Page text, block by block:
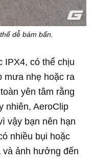
dễ bám bẩn.
IPX4, có thể chịu
mưa nhẹ hoặc ra
yên tâm rằng
nhiên, AeroClip
vậy bạn nên hạn
nhiều bụi hoặc
và ảnh hưởng đến